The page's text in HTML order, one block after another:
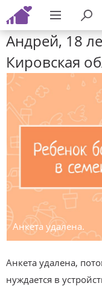
Андрей, 18
Кировская
Анкета удалена.
Анкета удалена,
нуждается в